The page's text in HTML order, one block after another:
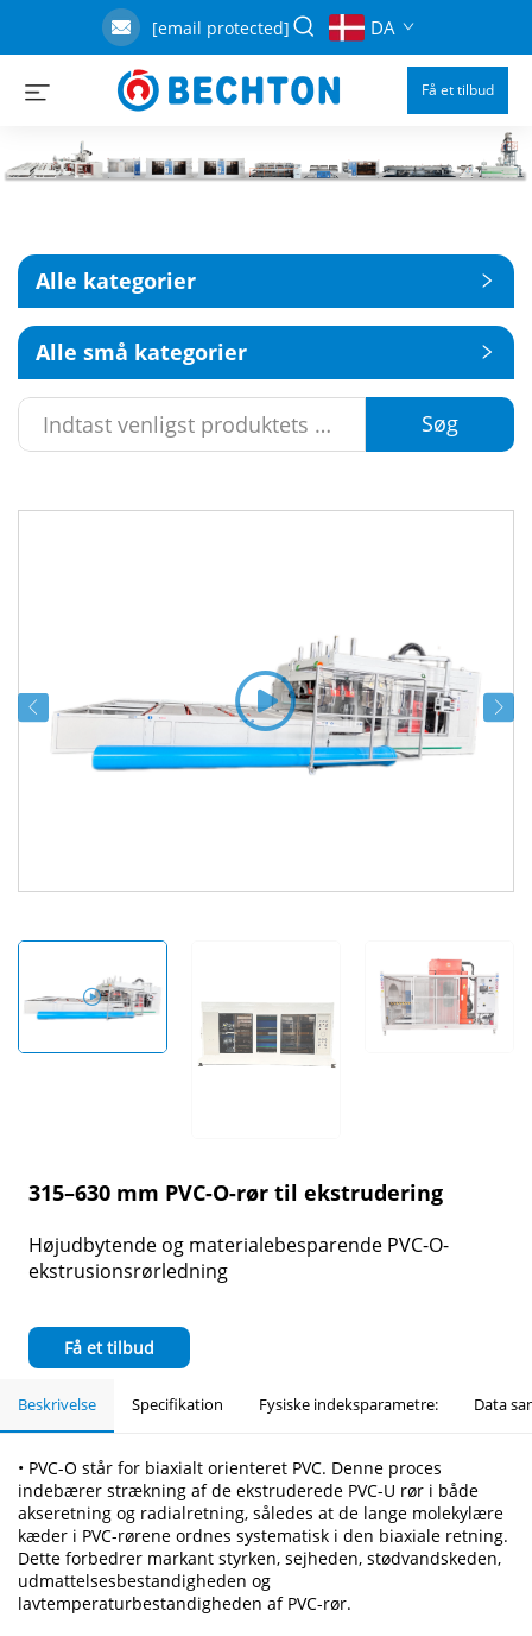
[email protected] DA
Få et tilbud
Alle kategorier
Alle små kategorier
Søg
315–630 mm PVC-O-rør til ekstrudering
Højudbytende og materialebesparende PVC-O-
ekstrusionsrørledning
Få et tilbud
Beskrivelse Specifikation Fysiske indeksparametre: Data
• PVC-O står for biaxialt orienteret PVC. Denne proces
indebærer strækning af de ekstruderede PVC-U rør i både
akseretning og radialretning, således at de lange molekylære
kæder i PVC-rørene ordnes systematisk i den biaxiale retning.
Dette forbedrer markant styrken, sejheden, stødvandskeden,
udmattelsesbestandigheden og
lavtemperaturbestandigheden af PVC-rør.